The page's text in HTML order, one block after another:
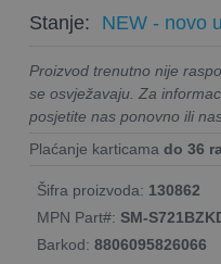
Stanje: NEW - novo
Proizvod trenutno nije
se osvježavaju. Za
posjetite nas ponovno ili
Plaćanje karticama do 36
Šifra proizvoda: 130862
MPN Part#: SM-
Barkod: 8806095826066